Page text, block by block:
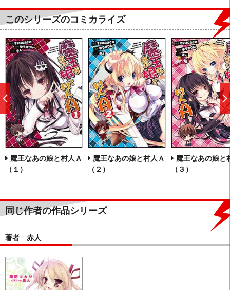
このシリーズのコミカライズ
魔王なあの娘と村人Ａ
（１）
魔王なあの娘と村人Ａ
（２）
魔王なあの娘と
（３）
前
へ
同じ作者の作品シリーズ
著者 赤人